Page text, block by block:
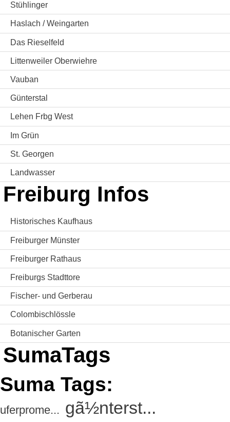
Stühlinger
Haslach / Weingarten
Das Rieselfeld
Littenweiler Oberwiehre
Vauban
Günterstal
Lehen Frbg West
Im Grün
St. Georgen
Landwasser
Freiburg Infos
Historisches Kaufhaus
Freiburger Münster
Freiburger Rathaus
Freiburgs Stadttore
Fischer- und Gerberau
Colombischlössle
Botanischer Garten
SumaTags
Suma Tags:
uferprome... gã½nterst...